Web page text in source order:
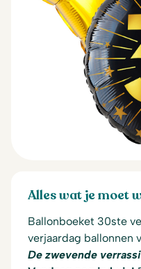
Alles wat je moet
Ballonboeket 30ste
verjaardag ballonnen
De zwevende